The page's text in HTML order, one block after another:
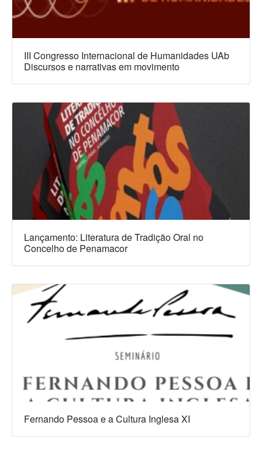
III Congresso Internacional de Humanidades UAb
Discursos e narrativas em movimento
Lançamento: Literatura de Tradição Oral no
Concelho de Penamacor
Fernando Pessoa e a Cultura Inglesa XI